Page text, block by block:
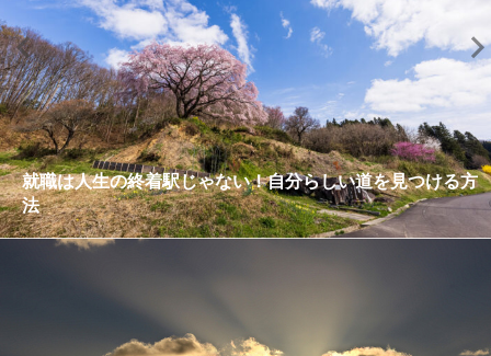
雨の日の恵み：心に降る静かな癒し
就職は人生の終着駅じゃない！自分らしい道を見つける方
法
ヒーリーを買うべきか迷っているあなたへ。実際に使って
みた感想と注意点
エネルギーの法則 〜最近どハマりしていました〜
現実を変える
今、ここにいること
もしかしてだけどHealy（量子波動調整器）のせいなの？
iPad 第10世代買いました
久し振りにHealy（ヒーリー）量子波動調整器について
大谷さんの通訳、水原さんの解雇に思う